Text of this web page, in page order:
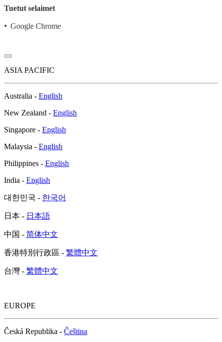
Tuetut selaimet
• Google Chrome
ASIA PACIFIC
Australia - English
New Zealand - English
Singapore - English
Malaysia - English
Philippines - English
India - English
대한민국 - 한국어
日本 - 日本語
中国 - 简体中文
香港特別行政區 - 繁體中文
台灣 - 繁體中文
EUROPE
Česká Republika - Čeština